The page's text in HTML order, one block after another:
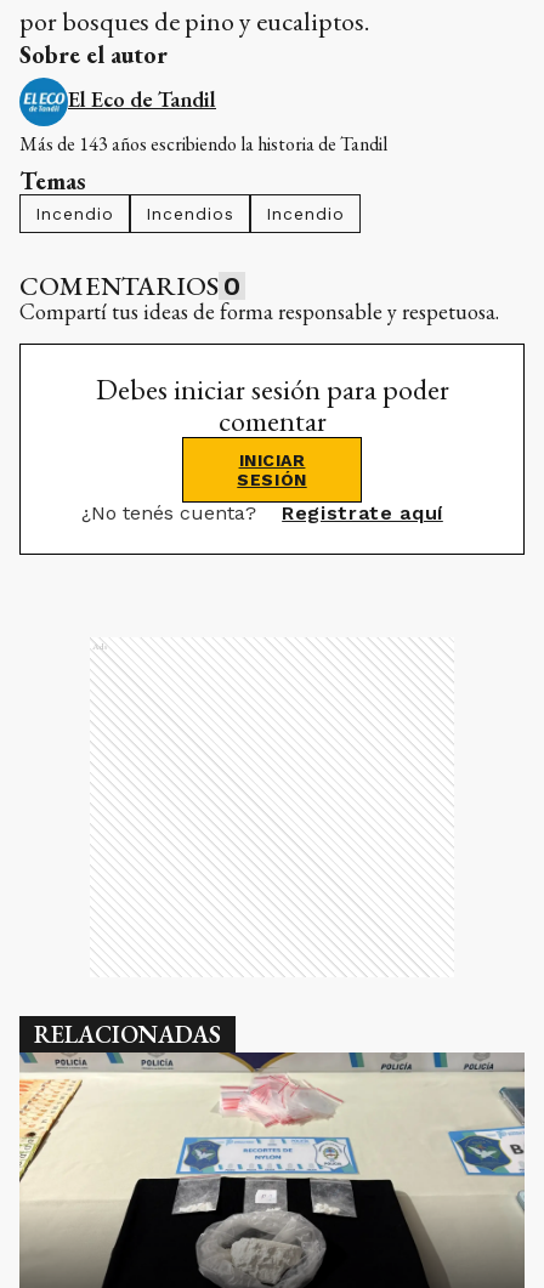
por bosques de pino y eucaliptos.
Sobre el autor
El Eco de Tandil
Más de 143 años escribiendo la historia de Tandil
Temas
Incendio Incendios Incendio
COMENTARIOS 0
Compartí tus ideas de forma responsable y respetuosa.
Debes iniciar sesión para poder
comentar
INICIAR
SESIÓN
¿No tenés cuenta? Registrate aquí
Ads
RELACIONADAS